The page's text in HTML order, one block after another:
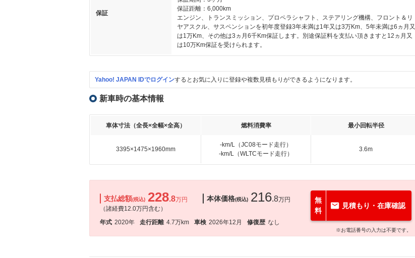
保証
保証距離：6,000km
エンジン、トランスミッション、プロペラシャフト、ステアリング機構、フロント＆リ
ヤアスクル、サスペンションを初年度登録3年未満は1年又は3万Km、5年未満は6ヵ月又
は1万Km、その他は3ヵ月6千Km保証します。別途保証料を支払い頂きますと12ヵ月又
は10万Km保証を受けられます。
Yahoo! JAPAN IDでログインするとお気に入りに登録や複数見積もりができるようになります。
新車時の基本情報
車体寸法（全長×全幅×全高） 燃料消費率 最小回転半径
3395×1475×1960mm
-km/L（JC08モード走行）
-km/L（WLTCモード走行）
3.6m
支払総額(税込) 228.8万円
（諸経費12.0万円含む）
本体価格(税込) 216.8万円
年式 2020年 走行距離 4.7万km 車検 2026年12月 修復歴 なし
無
料
見積もり・在庫確認
※お電話番号の入力は不要です。